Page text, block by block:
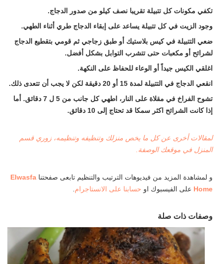
تكفي مكونات كل تتبيلة تقريبا نصف كيلو من صدور الدجاج.
وجود الزيت في كل تتبيلة يساعد على إبقاء الدجاج طري أثناء الطهي.
ضعي التتبيلة في كيس بلاستيك أو طبق زجاجي ثم قومي بتقطيع الدجاج
لشرائح أو مكعبات حتى تتشرب التوابل بشكل أفضل.
اغلقي الكيس جيداً أو الوعاء للحفاظ على النكهة.
انقعي الدجاج في التتبيلة لمدة 15 أو 20 دقيقة لكن لا يجب أن تتعدى ذلك.
تشوح الفراخ في مقلاة على النار، اطهي كل جانب من 5 ل 7 دقائق. أما
إذا كانت الشرائح اكثر سمكا قد تحتاج إلى 10 دقائق.
لمقالات أخرى عن كل ما يخص منزلك وتنظيفه وتنظيمه، زوري قسم
المنزل في موقعك الوصفة.
و لمشاهدة المزيد من فيديوهات الترتيب والتنظيم تابعى صفحتنا Elwasfa
Home على الفيسبوك او حسابنا على الانستاجرام
وصفات ذات صلة